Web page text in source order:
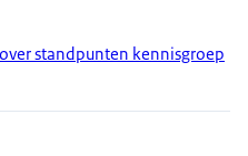
standpunten kennisgroep